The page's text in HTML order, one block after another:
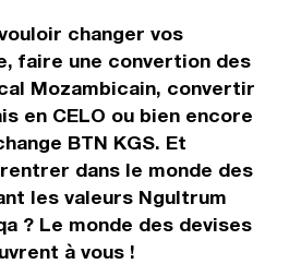
changer vos
faire une convertion des
Mozambicain, convertir
en CELO ou bien encore
BTN KGS. Et
dans le monde des
les valeurs Ngultrum
? Le monde des devises
à vous !